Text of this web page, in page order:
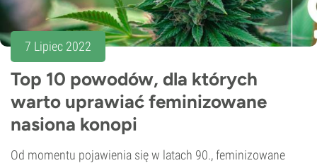
7 Lipiec 2022
Top 10 powodów, dla których
warto uprawiać feminizowane
nasiona konopi
Od momentu pojawienia się w latach 90., feminizowane